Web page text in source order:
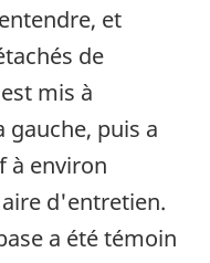
et
de
mis à
gauche, puis a
à environ
d'entretien.
a été témoin